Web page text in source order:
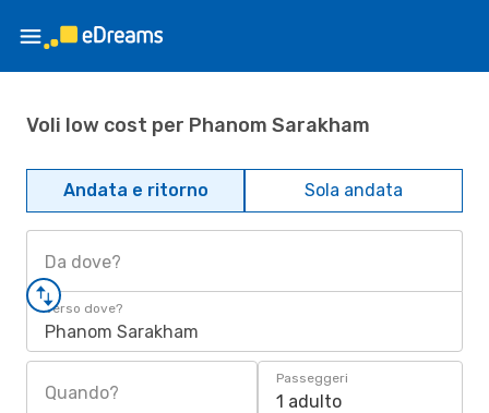
Voli low cost per Phanom Sarakham
Andata e ritorno Sola andata
Da dove?
Verso dove?
Phanom Sarakham
Quando?
Passeggeri
1 adulto